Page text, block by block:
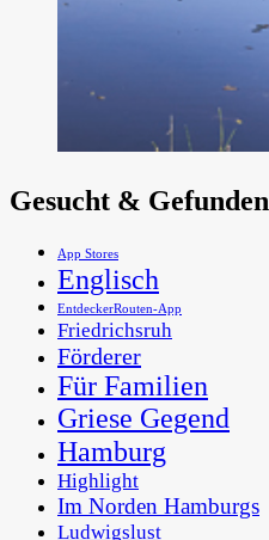
Gesucht & Gefunden
App Stores
Englisch
EntdeckerRouten-App
Friedrichsruh
Förderer
Für Familien
Griese Gegend
Hamburg
Highlight
Im Norden Hamburgs
Ludwigslust